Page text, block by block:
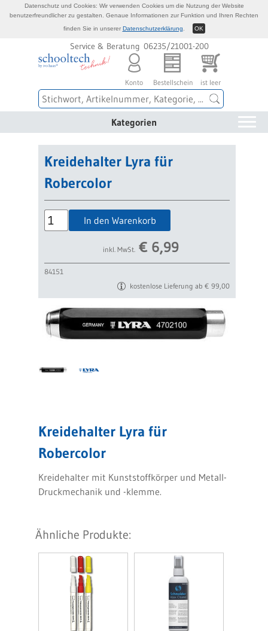
Service & Beratung 06235/21001-200
Konto Bestellschein ist leer
Kategorien
Kreidehalter Lyra für
Robercolor
In den Warenkorb
inkl. MwSt. € 6,99
84151
kostenlose Lieferung ab € 99,00
Kreidehalter Lyra für
Robercolor
Kreidehalter mit Kunststoffkörper und Metall-
Druckmechanik und -klemme.
Ähnliche Produkte:
Datenschutz und Cookies: Wir verwenden Cookies um die Nutzung der Website
benutzerfreundlicher zu gestalten. Genaue Informationen zur Funktion und Ihren Rechten
finden Sie in unserer Datenschutzerklärung OK